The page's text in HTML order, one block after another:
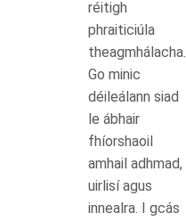
réitigh
phraiticiúla
theagmhálacha.
Go minic
déileálann siad
le ábhair
fhíorshaoil
amhail adhmad,
uirlisí agus
innealra. I gcás